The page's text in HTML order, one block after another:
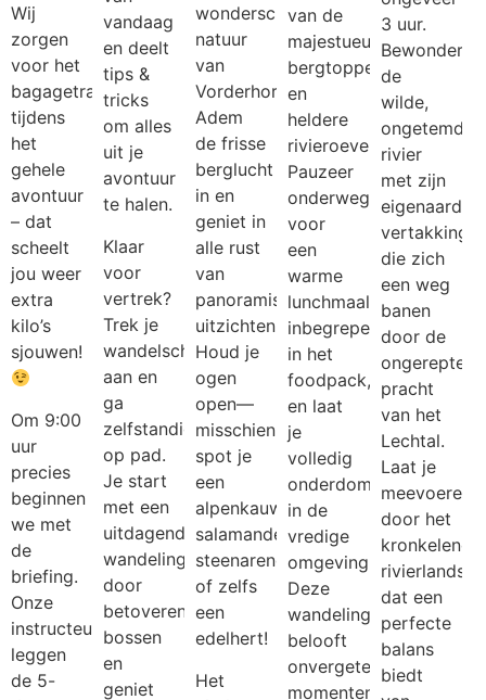
Wij
zorgen
voor het
bagagetransport
tijdens
het
gehele
avontuur
– dat
scheelt
jou weer
extra
kilo’s
sjouwen!
Om 9:00
uur
precies
beginnen
we met
de
briefing.
Onze
instructeurs
leggen
de 5-
vandaag
en deelt
tips &
tricks
om alles
uit je
avontuur
te halen.
Klaar
voor
vertrek?
Trek je
wandelschoenen
aan en
ga
zelfstandig
op pad.
Je start
met een
uitdagende
wandeling
door
betoverende
bossen
en
geniet
wonderschone
natuur
van
Vorderhornbach.
Adem
de frisse
berglucht
in en
geniet in
alle rust
van
panoramische
uitzichten.
Houd je
ogen
open—
misschien
spot je
een
alpenkauw,
salamander,
steenarend
of zelfs
een
edelhert!
Het
van de
majestueuze
bergtoppen
en
heldere
rivieroevers.
Pauzeer
onderweg
voor
een
warme
lunchmaaltijd,
inbegrepen
in het
foodpack,
en laat
je
volledig
onderdompelen
in de
vredige
omgeving.
Deze
wandeling
belooft
onvergetelijke
momenten
3 uur.
Bewonder
de
wilde,
ongetemde
rivier
met zijn
eigenaardige
die zich
een weg
banen
door de
ongerepte
pracht
van het
Lechtal.
Laat je
meevoeren
door het
kronkelende
dat een
perfecte
balans
biedt